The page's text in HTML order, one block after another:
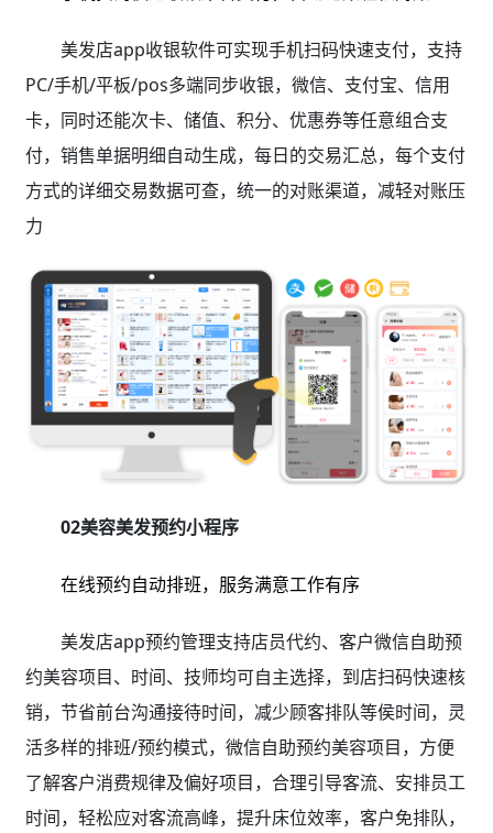
美发店app收银软件可实现手机扫码快速支付，支持
PC/手机/平板/pos多端同步收银，微信、支付宝、信用
卡，同时还能次卡、储值、积分、优惠券等任意组合支
付，销售单据明细自动生成，每日的交易汇总，每个支付
方式的详细交易数据可查，统一的对账渠道，减轻对账压
力
02美容美发预约小程序
在线预约自动排班，服务满意工作有序
美发店app预约管理支持店员代约、客户微信自助预
约美容项目、时间、技师均可自主选择，到店扫码快速核
销，节省前台沟通接待时间，减少顾客排队等侯时间，灵
活多样的排班/预约模式，微信自助预约美容项目，方便
了解客户消费规律及偏好项目，合理引导客流、安排员工
时间，轻松应对客流高峰，提升床位效率，客户免排队，